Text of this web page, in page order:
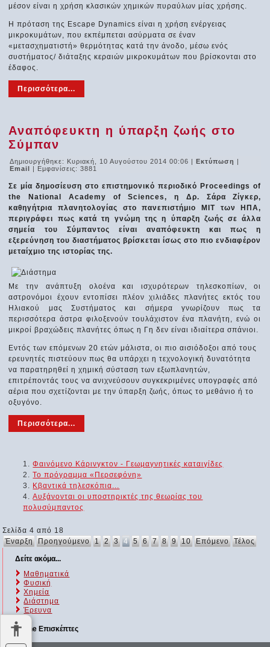
μέσον είναι η χρήση κλασικών χημικών πυραύλων μίας χρήσης.
Η πρόταση της Escape Dynamics είναι η χρήση ενέργειας
μικροκυμάτων, που εκπέμπεται ασύρματα σε έναν
«μετασχηματιστή» θερμότητας κατά την άνοδο, μέσω ενός
συστήματος/ διάταξης κεραιών μικροκυμάτων που βρίσκονται στο
έδαφος.
Περισσότερα...
Αναπόφευκτη η ύπαρξη ζωής στο
Σύμπαν
Δημιουργήθηκε: Κυριακή, 10 Αυγούστου 2014 00:06 |Εκτύπωση |
Email | Εμφανίσεις: 3881
Σε μία δημοσίευση στο επιστημονικό περιοδικό Proceedings of
the National Academy of Sciences, η Δρ. Σάρα Ζίγκερ,
καθηγήτρια πλανητολογίας στο πανεπιστήμιο MIT των ΗΠΑ,
περιγράφει πως κατά τη γνώμη της η ύπαρξη ζωής σε άλλα
σημεία του Σύμπαντος είναι αναπόφευκτη και πως η
εξερεύνηση του διαστήματος βρίσκεται ίσως στο πιο ενδιαφέρον
μεταίχμιο της ιστορίας της.
Με την ανάπτυξη ολοένα και ισχυρότερων τηλεσκοπίων, οι
αστρονόμοι έχουν εντοπίσει πλέον χιλιάδες πλανήτες εκτός του
Ηλιακού μας Συστήματος και σήμερα γνωρίζουν πως τα
περισσότερα άστρα φιλοξενούν τουλάχιστον ένα πλανήτη, ενώ οι
μικροί βραχώδεις πλανήτες όπως η Γη δεν είναι ιδιαίτερα σπάνιοι.
Εντός των επόμενων 20 ετών μάλιστα, οι πιο αισιόδοξοι από τους
ερευνητές πιστεύουν πως θα υπάρχει η τεχνολογική δυνατότητα
να παρατηρηθεί η χημική σύσταση των εξωπλανητών,
επιτρέποντάς τους να ανιχνεύσουν συγκεκριμένες υπογραφές από
αέρια που σχετίζονται με την ύπαρξη ζωής, όπως το μεθάνιο ή το
οξυγόνο.
Περισσότερα...
Φαινόμενο Κάρινγκτον - Γεωμαγνητικές καταιγίδες
Το πρόγραμμα «Περσεφόνη»
Κβαντικά τηλεσκόπια...
Αυξάνονται οι υποστηρικτές της θεωρίας του
πολυσύμπαντος
Σελίδα 4 από 18
Έναρξη Προηγούμενο 1 2 3 4 5 6 7 8 9 10 Επόμενο Τέλος
Δείτε ακόμα...
Μαθηματικά
Φυσική
Χημεία
Διάστημα
Έρευνα
Online Επισκέπτες